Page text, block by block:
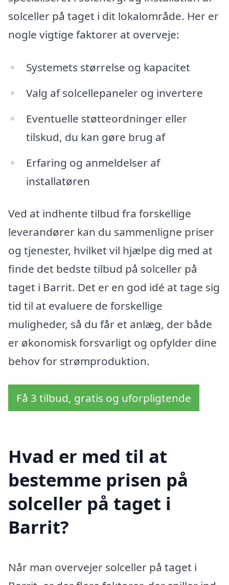
solceller på taget i dit lokalområde. Her er
nogle vigtige faktorer at overveje:
Systemets størrelse og kapacitet
Valg af solcellepaneler og invertere
Eventuelle støtteordninger eller
tilskud, du kan gøre brug af
Erfaring og anmeldelser af
installatøren
Ved at indhente tilbud fra forskellige
leverandører kan du sammenligne priser
og tjenester, hvilket vil hjælpe dig med at
finde det bedste tilbud på solceller på
taget i Barrit. Det er en god idé at tage sig
tid til at evaluere de forskellige
muligheder, så du får et anlæg, der både
er økonomisk forsvarligt og opfylder dine
behov for strømproduktion.
Få 3 tilbud, gratis og uforpligtende
Hvad er med til at
bestemme prisen på
solceller på taget i
Barrit?
Når man overvejer solceller på taget i